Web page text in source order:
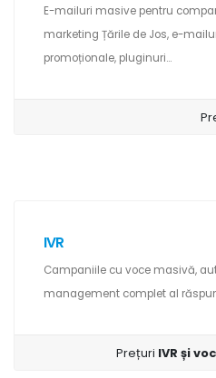
E-mailuri masive pentru
marketing Țările de Jos, e-
promoționale, pluginuri...
IVR
Campaniile cu voce masivă,
management complet al
Prețuri IVR și